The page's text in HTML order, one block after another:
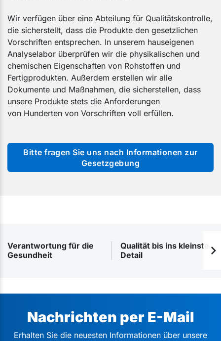
Wir verfügen über eine Abteilung für Qualitätskontrolle,
die sicherstellt, dass die Produkte den gesetzlichen
Vorschriften entsprechen. In unserem hauseigenen
Analyselabor überprüfen wir die physikalischen und
chemischen Eigenschaften von Rohstoffen und
Fertigprodukten. Außerdem erstellen wir alle
Dokumente und Maßnahmen, die sicherstellen, dass
unsere Produkte stets die Anforderungen
von Hunderten von Vorschriften voll erfüllen.
Bitte fragen Sie uns nach Informationen zur
Gesetzgebung
Verantwortung für die
Gesundheit
Qualität bis ins kleinste
Detail
Nachrichten per E-Mail
Erhalten Sie die neuesten Informationen über unsere